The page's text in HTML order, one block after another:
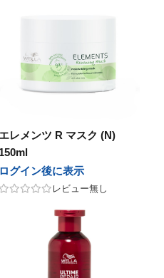
エレメンツ R マスク (N)
150ml
ログイン後に表示
レビュー無し